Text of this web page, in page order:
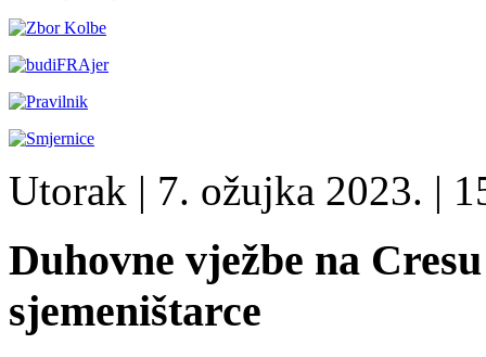
Utorak | 7. ožujka 2023. |
Duhovne vježbe na
sjemeništarce